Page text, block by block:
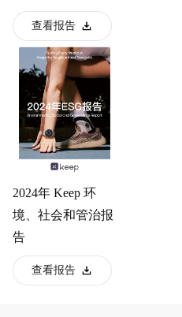
查看报告
2024年 Keep 环
境、社会和管治报
告
查看报告